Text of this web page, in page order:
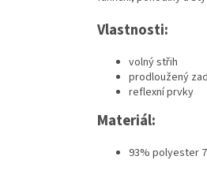
Vlastnosti:
volný střih
prodloužený
reflexní prvky
Materiál:
93% polyester